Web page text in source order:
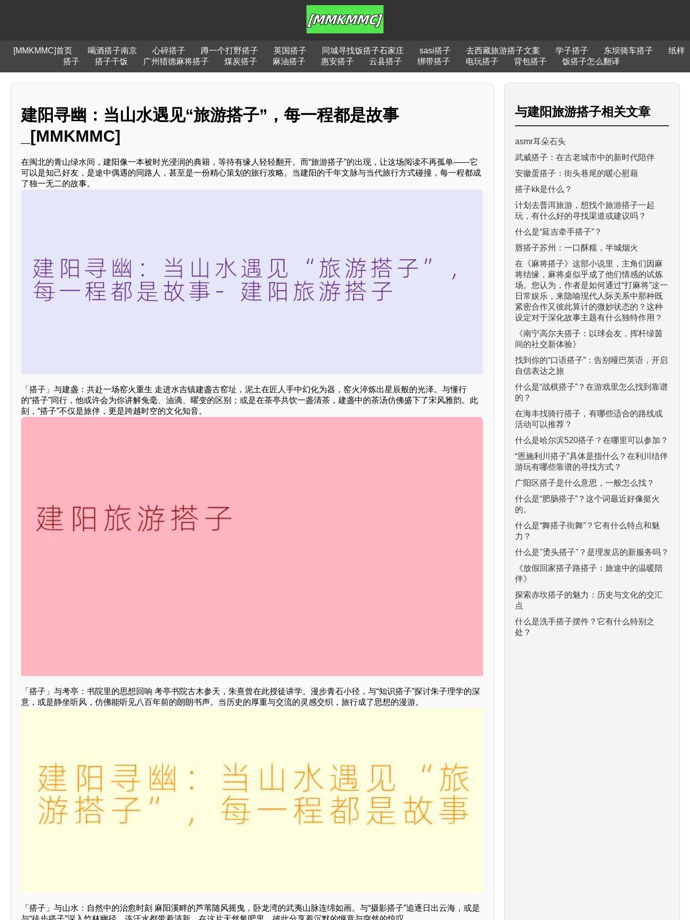
[MMKMMC]首页 喝酒搭子南京 心碎搭子 蹲一个打野搭子 英国搭子 同城寻找饭搭子石家庄 sasi搭子 去西藏旅游搭子文案 学子搭子 东坝骑车搭子
纸样
搭子
搭子干饭 广州猎德麻将搭子 煤炭搭子 麻油搭子 惠安搭子 云县搭子 绑带搭子 电玩搭子 背包搭子 饭搭子怎么翻译
建阳寻幽：当山水遇见“旅游搭子”，每一程都是故事
_[MMKMMC]
在闽北的青山绿水间，建阳像一本被时光浸润的典籍，等待有缘人轻轻翻开。而“旅游搭子”的出现，让这场阅读不再孤单——它
可以是知己好友，是途中偶遇的同路人，甚至是一份精心策划的旅行攻略。当建阳的千年文脉与当代旅行方式碰撞，每一程都成
了独一无二的故事。
「搭子」与建盏：共赴一场窑火重生 走进水吉镇建盏古窑址，泥土在匠人手中幻化为器，窑火淬炼出星辰般的光泽。与懂行
的“搭子”同行，他或许会为你讲解兔毫、油滴、曜变的区别；或是在茶亭共饮一盏清茶，建盏中的茶汤仿佛盛下了宋风雅韵。此
刻，“搭子”不仅是旅伴，更是跨越时空的文化知音。
「搭子」与考亭：书院里的思想回响 考亭书院古木参天，朱熹曾在此授徒讲学。漫步青石小径，与“知识搭子”探讨朱子理学的深
意，或是静坐听风，仿佛能听见八百年前的朗朗书声。当历史的厚重与交流的灵感交织，旅行成了思想的漫游。
「搭子」与山水：自然中的治愈时刻 麻阳溪畔的芦苇随风摇曳，卧龙湾的武夷山脉连绵如画。与“摄影搭子”追逐日出云海，或是
与建阳旅游搭子相关文章
asmr耳朵石头
武威搭子：在古老城市中的新时代陪伴
安徽蛋搭子：街头巷尾的暖心慰藉
搭子kk是什么？
计划去普洱旅游，想找个旅游搭子一起
玩，有什么好的寻找渠道或建议吗？
什么是“延吉牵手搭子”？
唇搭子苏州：一口酥糯，半城烟火
在《麻将搭子》这部小说里，主角们因麻
将结缘，麻将桌似乎成了他们情感的试炼
场。您认为，作者是如何通过“打麻将”这一
日常娱乐，来隐喻现代人际关系中那种既
紧密合作又彼此算计的微妙状态的？这种
设定对于深化故事主题有什么独特作用？
《南宁高尔夫搭子：以球会友，挥杆绿茵
间的社交新体验》
找到你的“口语搭子”：告别哑巴英语，开启
自信表达之旅
什么是“战棋搭子”？在游戏里怎么找到靠谱
的？
在海丰找骑行搭子，有哪些适合的路线或
活动可以推荐？
什么是哈尔滨520搭子？在哪里可以参加？
“恩施利川搭子”具体是指什么？在利川结伴
游玩有哪些靠谱的寻找方式？
广阳区搭子是什么意思，一般怎么找？
什么是“肥肠搭子”？这个词最近好像挺火
的。
什么是“舞搭子街舞”？它有什么特点和魅
力？
什么是"烫头搭子"？是理发店的新服务吗？
《放假回家搭子路搭子：旅途中的温暖陪
伴》
探索赤坎搭子的魅力：历史与文化的交汇
点
什么是洗手搭子摆件？它有什么特别之
处？